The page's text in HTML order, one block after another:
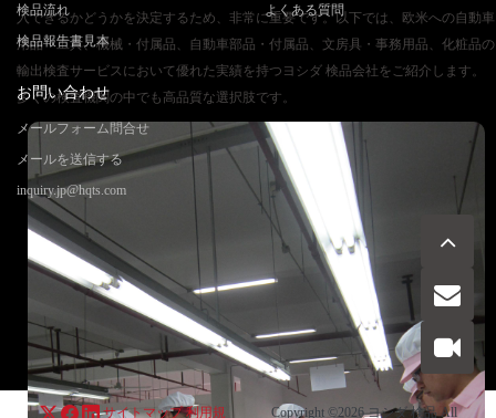
入できるかどうかを決定するため、非常に重要です。以下では、欧米への自動車
用品・工具、機械・付属品、自動車部品・付属品、文房具・事務用品、化粧品の
輸出検査サービスにおいて優れた実績を持つヨシダ 検品会社をご紹介します。
多くの検査機関の中でも高品質な選択肢です。
検品流れ
検品報告書見本
よくある質問
お問い合わせ
メールフォーム問合せ
メールを送信する
inquiry.jp@hqts.com
お電話でのお問い合わせ
050-5840-2657
お問い合わせ
サイトマップ 利用規 Copyright ©2026ヨシダ 検品All